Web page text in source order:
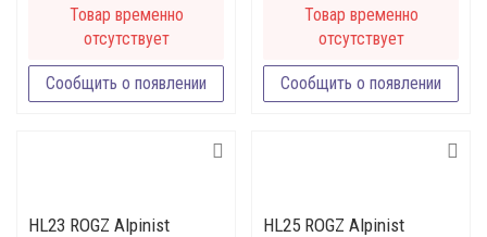
Товар временно
отсутствует
Сообщить о появлении
Товар временно
отсутствует
Сообщить о появлении
HL23 ROGZ Alpinist
HL25 ROGZ Alpinist